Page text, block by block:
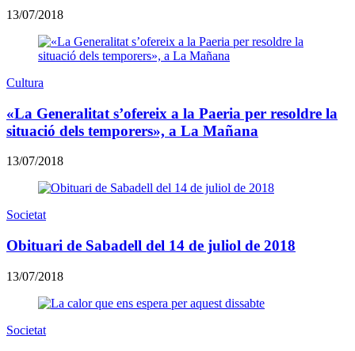
13/07/2018
Cultura
«La Generalitat s’ofereix a la Paeria per resoldre la
situació dels temporers», a La Mañana
13/07/2018
Societat
Obituari de Sabadell del 14 de juliol de 2018
13/07/2018
Societat